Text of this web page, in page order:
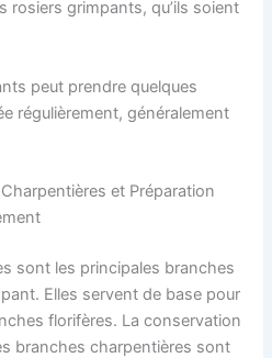
rosiers grimpants, qu’ils soient
peut prendre quelques
régulièrement, généralement
et Préparation
sont les principales branches
Elles servent de base pour
florifères. La conservation
branches charpentières sont